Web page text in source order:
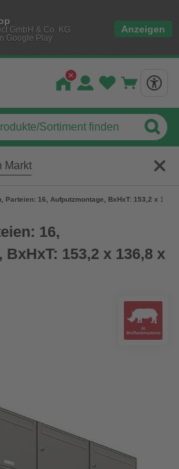
GmbH & Co. KG
Google Play
Anzeigen
Markt
Parteien: 16, Aufputzmontage, BxHxT: 153,2 x
16,
153,2 x 136,8 x